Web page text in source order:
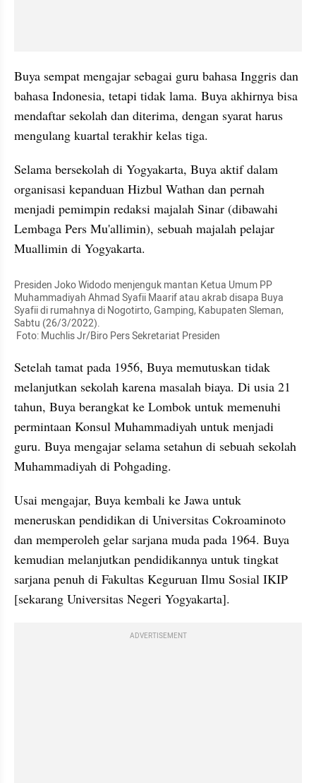
Buya sempat mengajar sebagai guru bahasa Inggris dan
bahasa Indonesia, tetapi tidak lama. Buya akhirnya bisa
mendaftar sekolah dan diterima, dengan syarat harus
mengulang kuartal terakhir kelas tiga.
Selama bersekolah di Yogyakarta, Buya aktif dalam
organisasi kepanduan Hizbul Wathan dan pernah
menjadi pemimpin redaksi majalah Sinar (dibawahi
Lembaga Pers Mu'allimin), sebuah majalah pelajar
Muallimin di Yogyakarta.
Presiden Joko Widodo menjenguk mantan Ketua Umum PP
Muhammadiyah Ahmad Syafii Maarif atau akrab disapa Buya
Syafii di rumahnya di Nogotirto, Gamping, Kabupaten Sleman,
Sabtu (26/3/2022).
Foto: Muchlis Jr/Biro Pers Sekretariat Presiden
Setelah tamat pada 1956, Buya memutuskan tidak
melanjutkan sekolah karena masalah biaya. Di usia 21
tahun, Buya berangkat ke Lombok untuk memenuhi
permintaan Konsul Muhammadiyah untuk menjadi
guru. Buya mengajar selama setahun di sebuah sekolah
Muhammadiyah di Pohgading.
Usai mengajar, Buya kembali ke Jawa untuk
meneruskan pendidikan di Universitas Cokroaminoto
dan memperoleh gelar sarjana muda pada 1964. Buya
kemudian melanjutkan pendidikannya untuk tingkat
sarjana penuh di Fakultas Keguruan Ilmu Sosial IKIP
[sekarang Universitas Negeri Yogyakarta].
ADVERTISEMENT